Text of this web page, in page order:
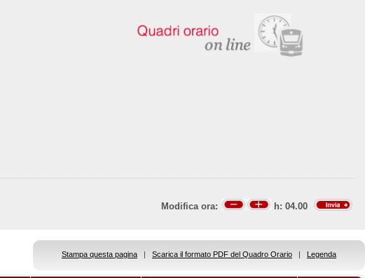
Modifica ora: h: 04.00
Stampa questa pagina | Scarica il formato PDF del Quadro Orario | Legenda